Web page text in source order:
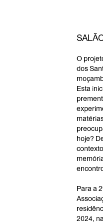
O
dos
Esta
hoje?
Para a
2024,